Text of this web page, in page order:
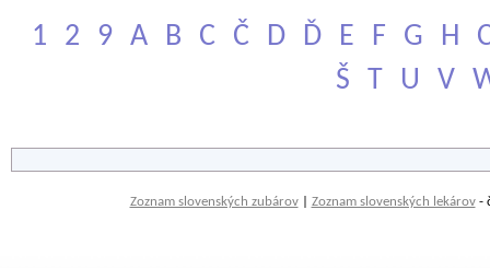
1 2 9 A B C Č D Ď E F G H
Š
T U V
Zoznam slovenských zubárov| Zoznam slovenských lekárov-